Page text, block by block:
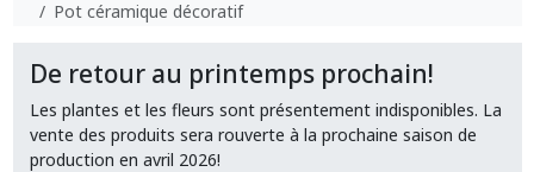
Pot céramique décoratif
De retour au printemps prochain!
Les plantes et les fleurs sont présentement indisponibles. La
vente des produits sera rouverte à la prochaine saison de
production en avril 2026!